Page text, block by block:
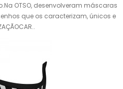
OTSO, desenvolveram máscaras
que os caracterizam, únicos e